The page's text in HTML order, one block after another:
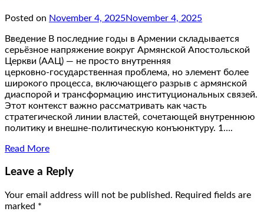
Posted on November 4, 2025November 4, 2025
Введение В последние годы в Армении складывается
серьёзное напряжение вокруг Армянской Апостольской
Церкви (ААЦ) — не просто внутренняя
церковно‑государственная проблема, но элемент более
широкого процесса, включающего разрыв с армянской
диаспорой и трансформацию институциональных связей.
Этот контекст важно рассматривать как часть
стратегической линии властей, сочетающей внутреннюю
политику и внешне‑политическую конъюнктуру. 1….
Read More
Leave a Reply
Your email address will not be published. Required fields are
marked *